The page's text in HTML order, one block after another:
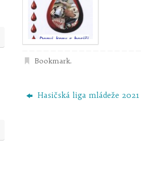
Bookmark.
Hasičská liga mládeže 2021